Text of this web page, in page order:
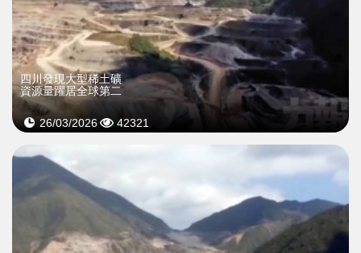
四川發現大型稀土礦
資源量躍居全球第二
26/03/2026 42321